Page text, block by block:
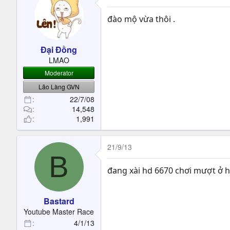
Đại Đồng
LMAO
Moderator
Lão Làng GVN
22/7/08
14,548
1,991
đào mộ vừa thôi .
B
Bastard
Youtube Master Race
4/1/13
21/9/13
đang xài hd 6670 chơi mượt ở